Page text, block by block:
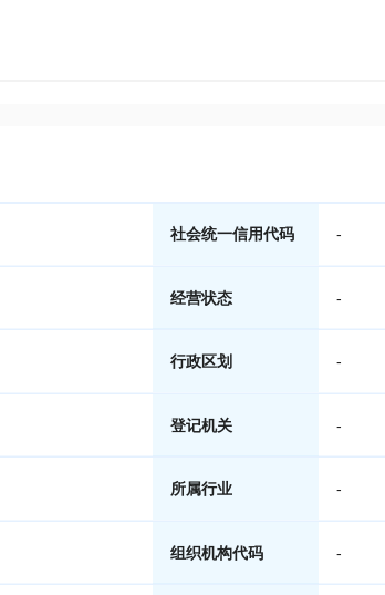
社会统一信用代码 -
经营状态 -
行政区划 -
登记机关 -
所属行业 -
组织机构代码 -